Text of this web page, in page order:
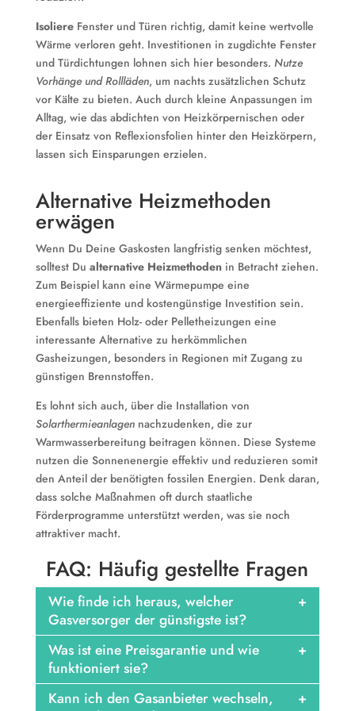
IsoliereFenster und Türen richtig, damit keine wertvolle
Wärme verloren geht. Investitionen in zugdichte Fenster
und Türdichtungen lohnen sich hier besonders. Nutze
Vorhänge und Rollläden, um nachts zusätzlichen Schutz
vor Kälte zu bieten. Auch durch kleine Anpassungen im
Alltag, wie das abdichten von Heizkörpernischen oder
der Einsatz von Reflexionsfolien hinter den Heizkörpern,
lassen sich Einsparungen erzielen.
Alternative Heizmethoden
erwägen
Wenn Du Deine Gaskosten langfristig senken möchtest,
solltest Du alternative Heizmethodenin Betracht ziehen.
Zum Beispiel kann eine Wärmepumpe eine
energieeffiziente und kostengünstige Investition sein.
Ebenfalls bieten Holz- oder Pelletheizungen eine
interessante Alternative zu herkömmlichen
Gasheizungen, besonders in Regionen mit Zugang zu
günstigen Brennstoffen.
Es lohnt sich auch, über die Installation von
Solarthermieanlagennachzudenken, die zur
Warmwasserbereitung beitragen können. Diese Systeme
nutzen die Sonnenenergie effektiv und reduzieren somit
den Anteil der benötigten fossilen Energien. Denk daran,
dass solche Maßnahmen oft durch staatliche
Förderprogramme unterstützt werden, was sie noch
attraktiver macht.
FAQ: Häufig gestellte Fragen
Wie finde ich heraus, welcher
Gasversorger der günstigste ist?
Was ist eine Preisgarantie und wie
funktioniert sie?
Kann ich den Gasanbieter wechseln,